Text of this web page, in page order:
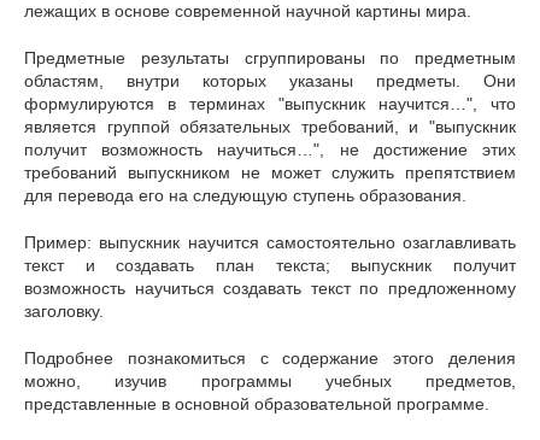
лежащих в основе современной научной картины мира.
Предметные результаты сгруппированы по предметным
областям, внутри которых указаны предметы. Они
формулируются в терминах "выпускник научится…", что
является группой обязательных требований, и "выпускник
получит возможность научиться…", не достижение этих
требований выпускником не может служить препятствием
для перевода его на следующую ступень образования.
Пример: выпускник научится самостоятельно озаглавливать
текст и создавать план текста; выпускник получит
возможность научиться создавать текст по предложенному
заголовку.
Подробнее познакомиться с содержание этого деления
можно, изучив программы учебных предметов,
представленные в основной образовательной программе.